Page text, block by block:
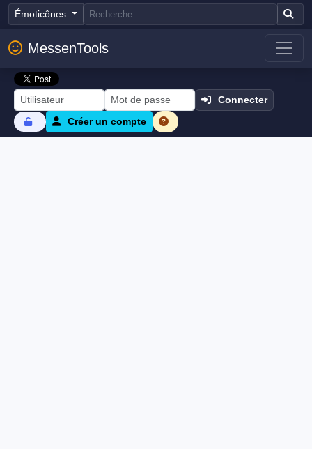
Émoticônes
MessenTools
Connecter
Créer un compte